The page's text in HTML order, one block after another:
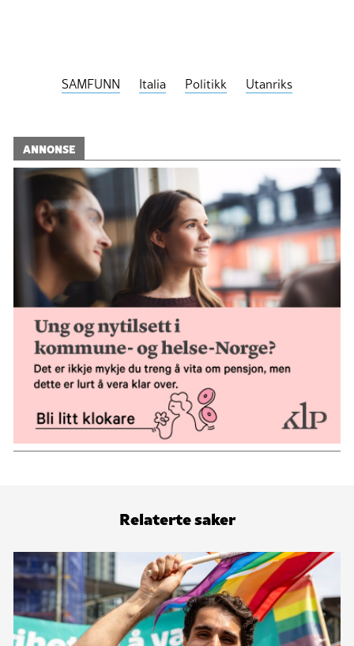
SAMFUNN Italia Politikk Utanriks
ANNONSE
Relaterte saker